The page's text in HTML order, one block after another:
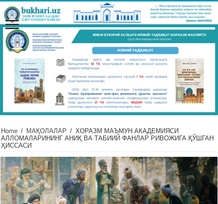
Home / МАҚОЛАЛАР / ХОРАЗМ МАЪМУН АКАДЕМИЯСИ
АЛЛОМАЛАРИНИНГ АНИҚ ВА ТАБИИЙ ФАНЛАР РИВОЖИГА ҚЎШГАН
ҲИССАСИ